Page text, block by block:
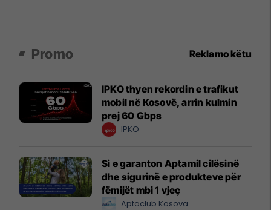
Promo Reklamo këtu
IPKO thyen rekordin e trafikut
mobil në Kosovë, arrin kulmin
prej 60 Gbps
IPKO
Si e garanton Aptamil cilësinë
dhe sigurinë e produkteve për
fëmijët mbi 1 vjeç
Aptaclub Kosova